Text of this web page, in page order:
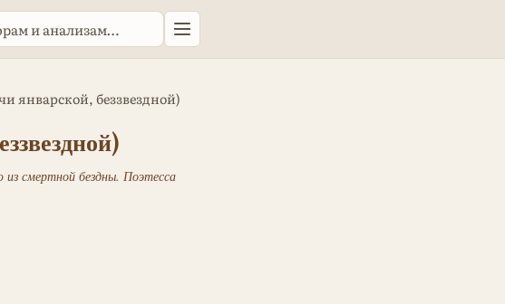
январской, беззвездной)
смертной бездны. Поэтесса